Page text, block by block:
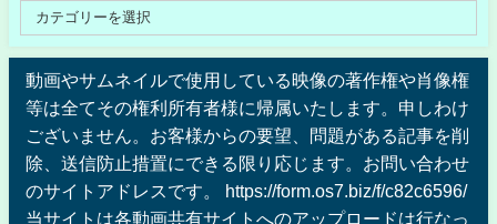
動画やサムネイルで使用している映像の著作権や肖像権
等は全てその権利所有者様に帰属いたします。申しわけ
ございません。お客様からの要望、問題がある記事を削
除、送信防止措置にできる限り応じます。お問い合わせ
のサイトアドレスです。 https://form.os7.biz/f/c82c6596/
当サイトは各動画共有サイトへのアップロードは行なっ